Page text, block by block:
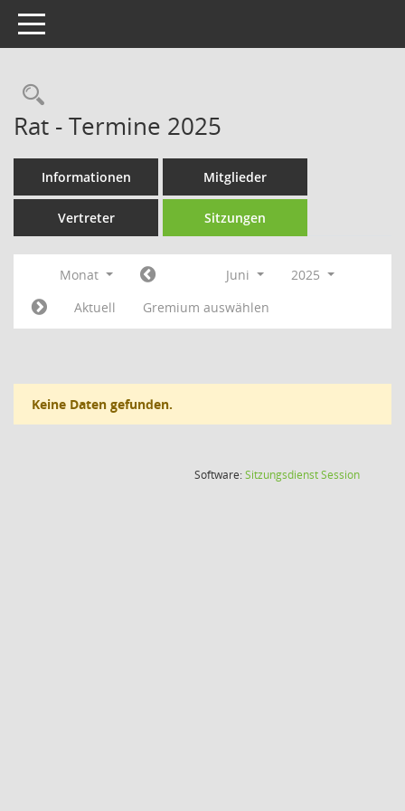
Toggle navigation
Rechercheauswahl
Rat - Termine 2025
Informationen Mitglieder
Vertreter Sitzungen
Monat Juni
2025
Aktuell
Gremium auswählen
Keine Daten gefunden.
Software:SitzungsdienstSession(Wird in